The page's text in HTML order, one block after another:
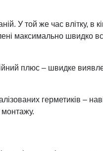
У той же час влітку, в
максимально швидко
плюс – швидке
герметиків –